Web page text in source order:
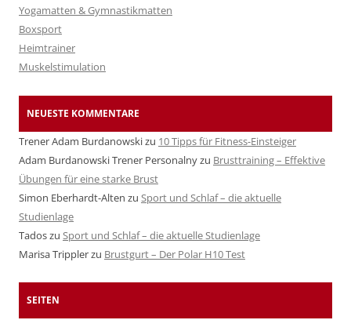
Yogamatten & Gymnastikmatten
Boxsport
Heimtrainer
Muskelstimulation
NEUESTE KOMMENTARE
Trener Adam Burdanowskizu 10 Tipps für Fitness-Einsteiger
Adam Burdanowski Trener Personalnyzu Brusttraining – Effektive
Übungen für eine starke Brust
Simon Eberhardt-Alten zu Sport und Schlaf – die aktuelle
Studienlage
Tadoszu Sport und Schlaf – die aktuelle Studienlage
Marisa Tripplerzu Brustgurt – Der Polar H10 Test
SEITEN